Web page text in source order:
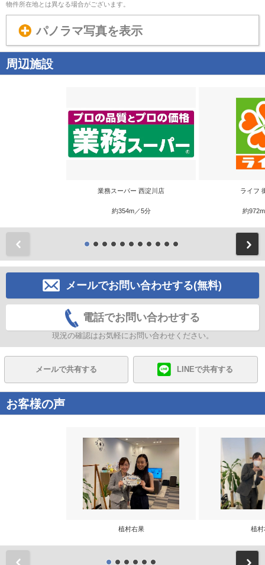
物件所在地とは異なる場合がございます。
パノラマ写真を表示
周辺施設
業務スーパー 西淀川店
約354m／5分
ライフ
約
メールでお問い合わせする(無料)
電話でお問い合わせする
現況の確認はお気軽にお問い合わせください。
メールで共有する LINEで共有する
お客様の声
植村右果 植村